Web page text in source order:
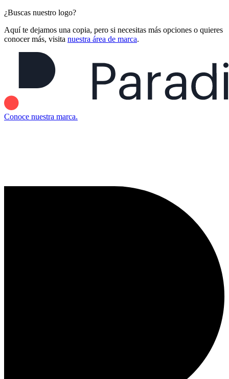
¿Buscas nuestro logo?
Aquí te dejamos una copia, pero si necesitas más opciones o quieres
conocer más, visita nuestra área de marca.
Conoce nuestra marca.